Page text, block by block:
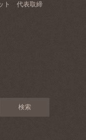
ト 代表取締